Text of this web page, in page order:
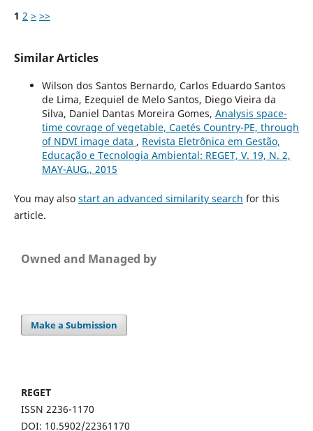
1 2 > >>
Similar Articles
Wilson dos Santos Bernardo, Carlos Eduardo Santos
de Lima, Ezequiel de Melo Santos, Diego Vieira da
Silva, Daniel Dantas Moreira Gomes, Analysis space-
time covrage of vegetable, Caetés Country-PE, through
of NDVI image data , Revista Eletrônica em Gestão,
Educação e Tecnologia Ambiental: REGET, V. 19, N. 2,
MAY-AUG., 2015
You may also start an advanced similarity search for this
article.
Owned and Managed by
Make a Submission
REGET
ISSN 2236-1170
DOI: 10.5902/22361170